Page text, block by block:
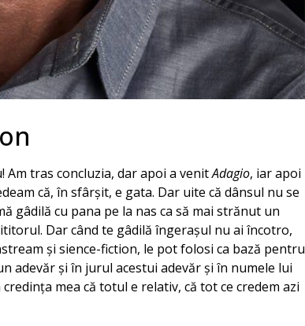
Am tras concluzia, dar apoi a venitAdagio, iar apoi
că, în sfârşit, e gata. Dar uite că dânsul nu se
gâdilă cu pana pe la nas ca să mai strănut un
Dar când te gâdilă îngeraşul nu ai încotro,
şi sience-fiction, le pot folosi ca bază pentru
adevăr şi în jurul acestui adevăr şi în numele lui
mea că totul e relativ, că tot ce credem azi